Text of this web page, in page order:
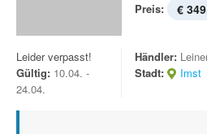
Preis: €
Leider verpasst!
Gültig: 10.04. -
24.04.
Händler:
Stadt:
Imst